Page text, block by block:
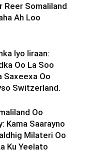
Reer Somaliland
Ah Loo
Iyo Iiraan:
Oo La Soo
Saxeexa Oo
Switzerland.
Oo
Kama Saarayno
Milateri Oo
Ku Yeelato